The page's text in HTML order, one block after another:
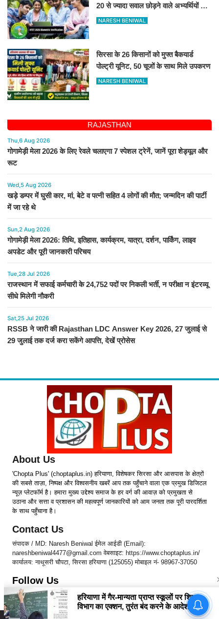
20 से ज्यादा सवाल छोड़ने वाले अभ्यर्थियों की
परीक्षा रद्द, 10-12 अगस्त को बायोमैट्रिक
NARESH BENIWAL
सिरसा के 26 किसानों को मुफ्त बैकयार्ड
पोल्ट्री यूनिट, 50 चूजों के साथ मिले उपकरण
NARESH BENIWAL
RAJASTHAN
Thu,6 Aug 2026
गोगामेड़ी मेला 2026 के लिए रेवले चलाएगा 7 स्पेशल ट्रेनें, जानें पूरा शेड्यूल और
रूट
Wed,5 Aug 2026
खड़े डम्पर में घुसी कार, मां, बेटे व पत्नी सहित 4 लोगों की मौत; जन्मदिन की पार्टी
में जा रहे थे
Sun,2 Aug 2026
गोगामेड़ी मेला 2026: तिथि, इतिहास, कार्यक्रम, यात्रा, दर्शन, पार्किंग, लाइव
अपडेट और पूरी जानकारी परिचय
Tue,28 Jul 2026
राजस्थान में सफाई कर्मचारी के 24,752 पदों पर निकली भर्ती, न परीक्षा न इंटरव्यू
सीधे मिलेगी नौकरी
Sat,25 Jul 2026
RSSB ने जारी की Rajasthan LDC Answer Key 2026, 27 जुलाई से
29 जुलाई तक दर्ज करा सकेंगे आपत्ति, देखें प्रोसेस
About Us
'Chopta Plus' (choptaplus.in) हरियाणा, विशेषकर सिरसा और आसपास के क्षेत्रों
की सबसे ताज़ा, निष्पक्ष और विश्वसनीय खबरें आप तक पहुँचाने वाला एक प्रमुख डिजिटल
न्यूज़ प्लेटफॉर्म है। हमारा मुख्य उद्देश्य समाज के हर वर्ग की आवाज़ को प्रमुखता से
उठाना और सत्ता व प्रशासन की महत्वपूर्ण जानकारियों को आम जनता तक पूरी पारदर्शिता
के साथ पहुँचाना है।
Contact Us
संपादक / MD: Naresh Beniwal ईमेल आईडी (Email):
nareshbeniwal4477@gmail.com वेबसाइट: https://www.choptaplus.in/
कार्यालय: नाथूसरी चौपटा, सिरसा हरियाणा (125055) मोबाइल नं- 98967-37050
Follow Us